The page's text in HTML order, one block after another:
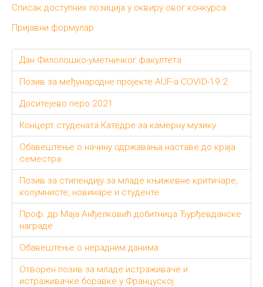
Списак доступних позиција у оквиру овог конкурса
Пријавни формулар
Дан Филолошко-уметничког факултета
Позив за међународне пројекте AUF-a COVID-19.2
Доситејево перо 2021
Концерт студената Катедре за камерну музику
Обавештење о начину одржавања наставе до краја
семестра
Позив за стипендију за младе књижевне критичаре,
колумнисте, новинаре и студенте
Проф. др Маја Анђелковић добитница Ђурђевданске
награде
Обавештење о нерадним данима
Отворен позив за младе истраживаче и
истраживачке боравке у Француској